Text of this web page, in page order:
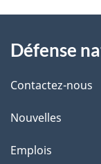
i
l
s
d
propos
de
ce
site
Défense
Contactez-nous
Nouvelles
Emplois